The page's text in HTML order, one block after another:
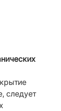
следует